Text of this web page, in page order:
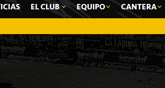
EL CLUB EQUIPO CANTERA